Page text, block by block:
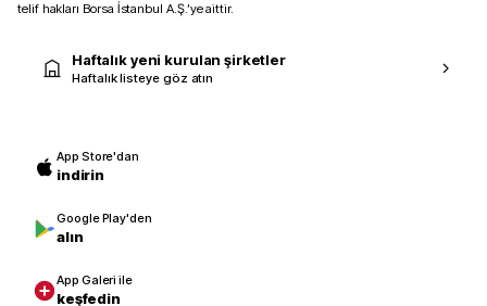
telif hakları Borsa İstanbul A.Ş.’ye aittir.
Haftalık yeni kurulan şirketler
Haftalık listeye göz atın
App Store'dan
indirin
Google Play'den
alın
App Galeri ile
keşfedin